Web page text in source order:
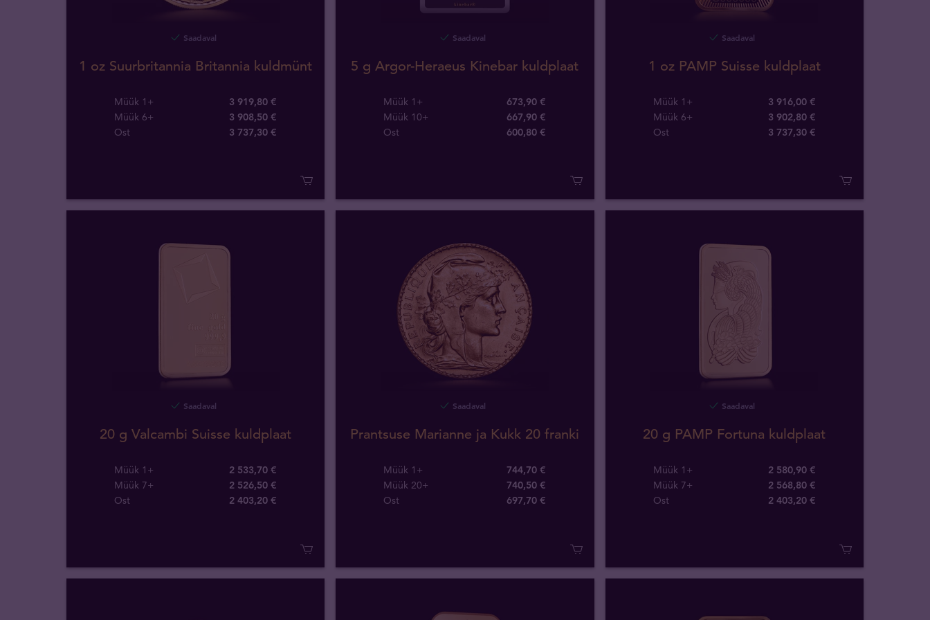
Saadaval
1 oz Suurbritannia Britannia kuldmünt
Müük 1+
3 919,80 €
Müük 6+
3 908,50 €
Ost
3 737,30 €
Saadaval
5 g Argor-Heraeus Kinebar kuldplaat
Müük 1+
673,90 €
Müük 10+
667,90 €
Ost
600,80 €
Saadaval
1 oz PAMP Suisse kuldplaat
Müük 1+
3 916,00 €
Müük 6+
3 902,80 €
Ost
3 737,30 €
Saadaval
20 g Valcambi Suisse kuldplaat
Müük 1+
2 533,70 €
Müük 7+
2 526,50 €
Ost
2 403,20 €
Saadaval
Prantsuse Marianne ja Kukk 20 franki
Müük 1+
744,70 €
Müük 20+
740,50 €
Ost
697,70 €
Saadaval
20 g PAMP Fortuna kuldplaat
Müük 1+
2 580,90 €
Müük 7+
2 568,80 €
Ost
2 403,20 €